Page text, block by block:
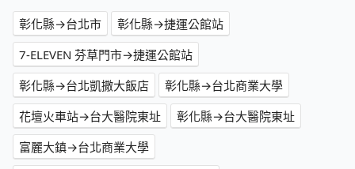
彰化縣→台北市
彰化縣→捷運公館站
7-ELEVEN 芬草門市→捷運公館站
彰化縣→台北凱撒大飯店
彰化縣→台北商業大學
花壇火車站→台大醫院東址
彰化縣→台大醫院東址
富麗大鎮→台北商業大學